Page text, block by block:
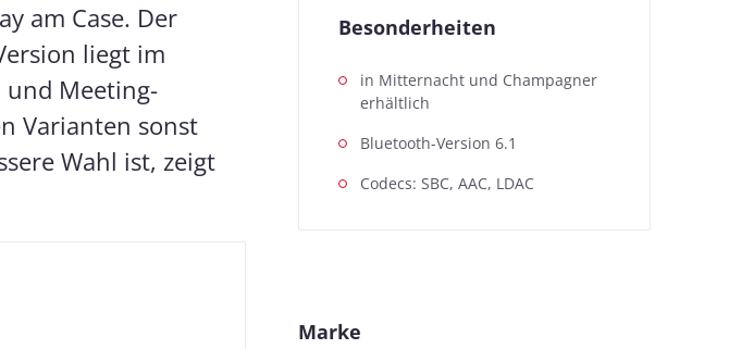
am Case. Der
liegt im
und Meeting-
Varianten sonst
Wahl ist, zeigt
Besonderheiten
in Mitternacht und Champagner
erhältlich
Bluetooth-Version 6.1
Codecs: SBC, AAC, LDAC
Marke